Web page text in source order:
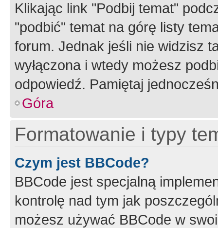
Klikając link "Podbij temat"
"podbić" temat na górę listy
forum. Jednak jeśli nie widzisz
wyłączona i wtedy możesz
odpowiedź. Pamiętaj
Góra
Formatowanie i typy
Czym jest BBCode?
BBCode jest specjalną
kontrolę nad tym jak
możesz używać BBCode w